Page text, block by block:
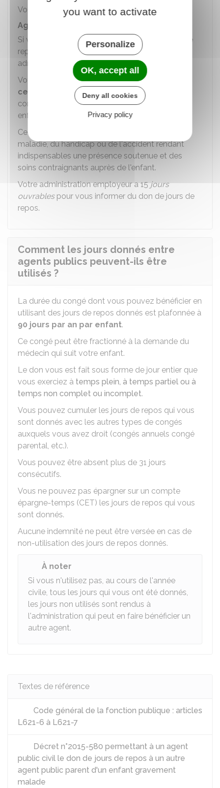
Vous pouvez effectuer plusieurs dons par an.
Agent qui souhaite bénéficier du don
Si vous souhaitez bénéficier d'un don de jours de
repos, vous devez en informer
par écrit
administration employeur.
Votre demande doit être accompagnée d'un
certificat médical détaillé
remis sous pli
confidentiel établi par le médecin qui suit votre
enfant.
Ce certificat atteste la particulière gravité de la
maladie, du handicap ou de l'accident rendant
indispensables une présence soutenue et des
soins contraignants auprès de l'enfant.
Votre administration employeur a 15jours
ouvrablespour vous informer du don de jours de
repos.
Comment les jours donnés entre
agents publics peuvent-ils être
utilisés ?
La durée du congé dont vous pouvez bénéficier en
utilisant des jours de repos donnés est plafonnée à
90 jours par an par enfant.
Ce congé peut être fractionné à la demande du
médecin qui suit votre enfant.
Le don vous est fait sous forme de jour entier que
vous exerciez à temps plein, à temps partiel ou à
temps non complet ou incomplet.
Vous pouvez cumuler les jours de repos qui vous
sont donnés avec les autres types de congés
auxquels vous avez droit (congés annuels congé
parental, etc.).
Vous pouvez être absent plus de 31 jours
consécutifs.
Vous ne pouvez pas épargner sur un compte
épargne-temps (CET) les jours de repos qui vous
sont donnés.
Aucune indemnité ne peut être versée en cas de
non-utilisation des jours de repos donnés.
À noter
Si vous n'utilisez pas, au cours de l'année
civile, tous les jours qui vous ont été donnés,
les jours non utilisés sont rendus à
l'administration qui peut en faire bénéficier un
autre agent.
Textes de référence
Code général de la fonction publique : articles
L621-6 à L621-7
Décret n°2015-580 permettant à un agent
public civil le don de jours de repos à un autre
agent public parent d'un enfant gravement
malade
you want to activate
Personalize
OK, accept all
Deny all cookies
Privacy policy